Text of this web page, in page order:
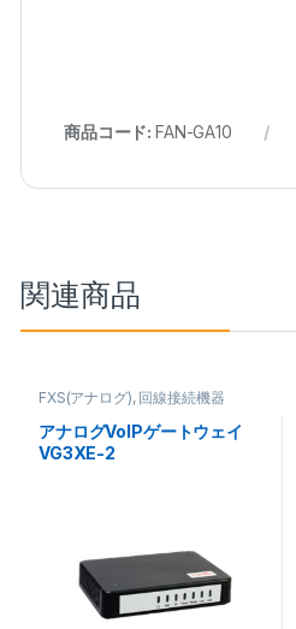
商品コード:FAN-GA10
関連商品
FXS(アナログ), 回線接続機器
アナログVoIPゲートウェイ
VG3XE-2